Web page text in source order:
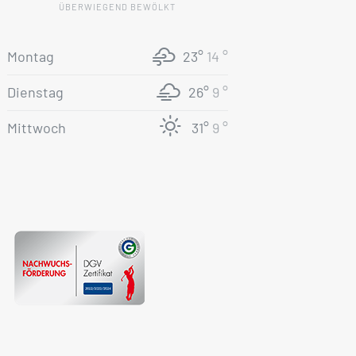
ÜBERWIEGEND BEWÖLKT
Montag 23° 14 °
Dienstag 26° 9 °
Mittwoch 31° 9 °